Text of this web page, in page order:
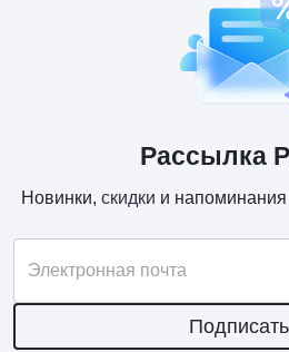
Рассылка
Новинки, скидки и
Электронная почта